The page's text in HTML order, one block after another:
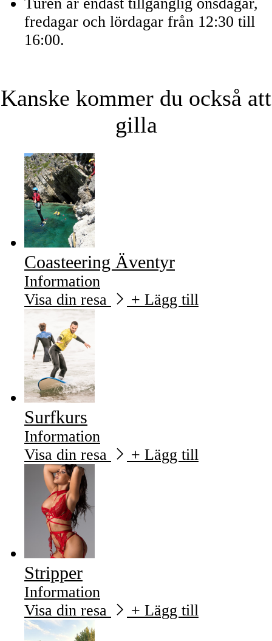
fredagar och lördagar från 12:30 till
16:00.
Kanske kommer du också att
gilla
Coasteering Äventyr
Information
Visa din resa
+ Lägg till
Surfkurs
Information
Visa din resa
+ Lägg till
Stripper
Information
Visa din resa
+ Lägg till